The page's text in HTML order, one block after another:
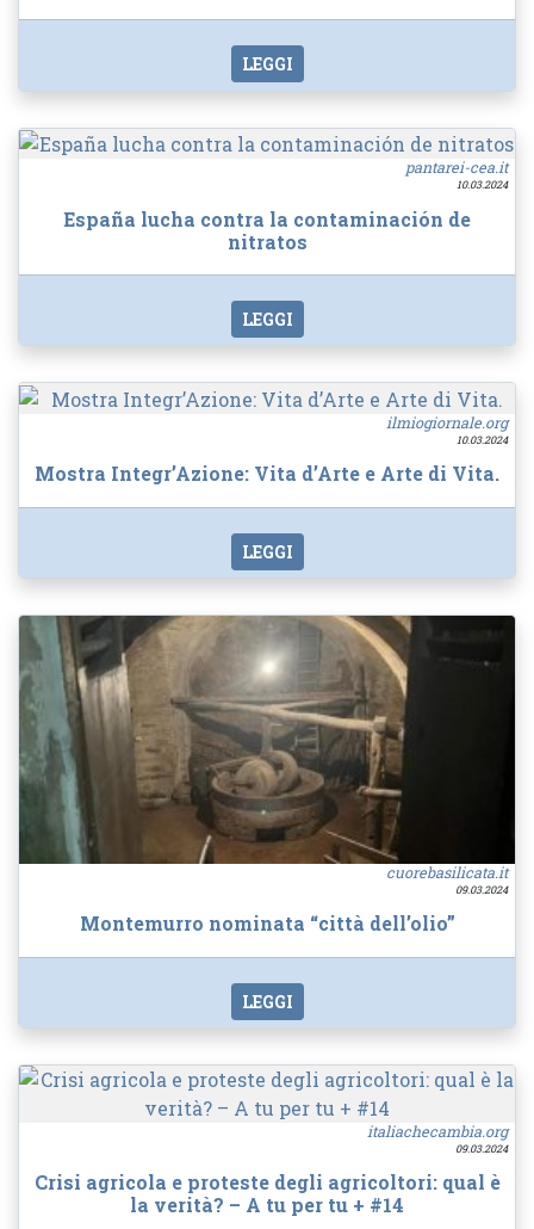
LEGGI
pantarei-cea.it
10.03.2024
España lucha contra la contaminación de
nitratos
LEGGI
ilmiogiornale.org
10.03.2024
Mostra Integr’Azione: Vita d’Arte e Arte di Vita.
LEGGI
cuorebasilicata.it
09.03.2024
Montemurro nominata “città dell’olio”
LEGGI
italiachecambia.org
09.03.2024
Crisi agricola e proteste degli agricoltori: qual è
la verità? – A tu per tu + #14